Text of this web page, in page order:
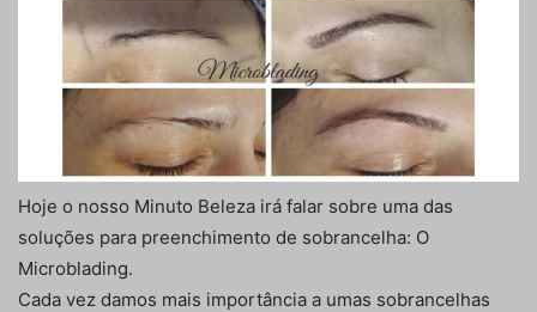
Hoje o nosso Minuto Beleza irá falar sobre uma das
soluções para preenchimento de sobrancelha: O
Microblading.
Cada vez damos mais importância a umas sobrancelhas